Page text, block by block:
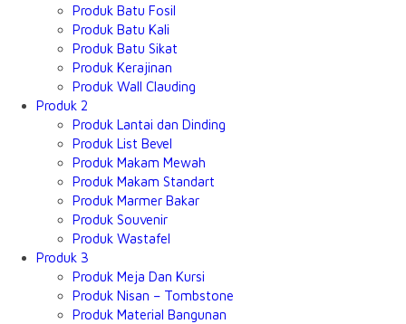
Produk Batu Fosil
Produk Batu Kali
Produk Batu Sikat
Produk Kerajinan
Produk Wall Clauding
Produk 2
Produk Lantai dan Dinding
Produk List Bevel
Produk Makam Mewah
Produk Makam Standart
Produk Marmer Bakar
Produk Souvenir
Produk Wastafel
Produk 3
Produk Meja Dan Kursi
Produk Nisan – Tombstone
Produk Material Bangunan